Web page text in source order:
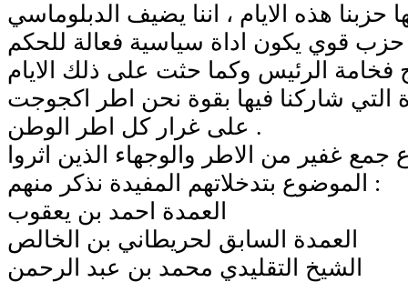
حزبنا هذه الايام ، اننا يضيف الدبلوماسي
حزب قوي يكون اداة سياسية فعالة للحكم
الرئيس وكما حثت على ذلك الايام
التي شاركنا فيها بقوة نحن اطر اكجوجت
على غرار كل اطر الوطن .
جمع غفير من الاطر والوجهاء الذين اثروا
الموضوع بتدخلاتهم المفيدة نذكر منهم :
العمدة احمد بن يعقوب
العمدة السابق لحريطاني بن الخالص
الشيخ التقليدي محمد بن عبد الرحمن